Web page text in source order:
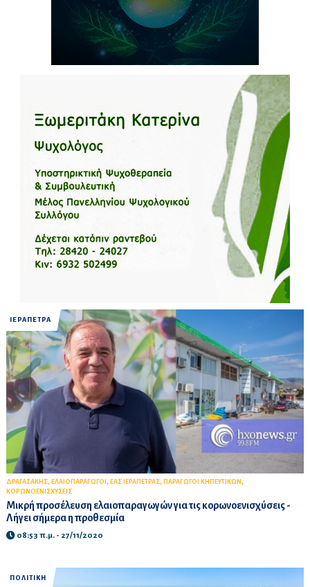
ΙΕΡΑΠΕΤΡΑ
ΔΡΑΓΑΣΑΚΗΣ, ΕΛΑΙΟΠΑΡΑΓΩΓΟΙ , ΕΑΣ ΙΕΡΑΠΕΤΡΑΣ, ΠΑΡΑΓΩΓΟΙ ΚΗΠΕΥΤΙΚΩΝ ,
ΚΟΡΩΝΟΕΝΙΣΧΥΣΕΙΣ
Μικρή προσέλευση ελαιοπαραγωγών για τις κορωνοενισχύσεις -
Λήγει σήμερα η προθεσμία
08:53 π.μ. - 27/11/2020
ΠΟΛΙΤΙΚΗ